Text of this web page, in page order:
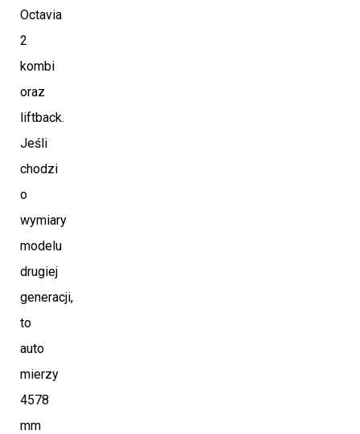
Octavia
2
kombi
oraz
liftback.
Jeśli
chodzi
o
wymiary
modelu
drugiej
generacji,
to
auto
mierzy
4578
mm